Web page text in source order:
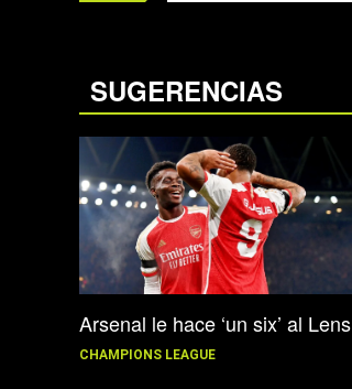
SUGERENCIAS
Arsenal le hace ‘un six’ al Lens
CHAMPIONS LEAGUE